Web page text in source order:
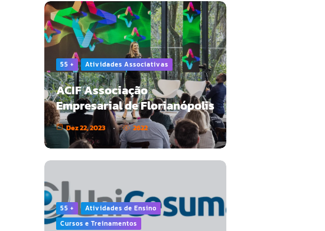
55 + Atividades Associativas
ACIF Associação
Empresarial de Florianópolis
Dez 22, 2023 2622
55 +
Atividades de Ensino
Cursos e Treinamentos